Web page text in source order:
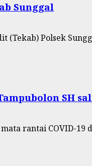
Sunggal
(Tekab) Polsek
SH
rantai COVID-19